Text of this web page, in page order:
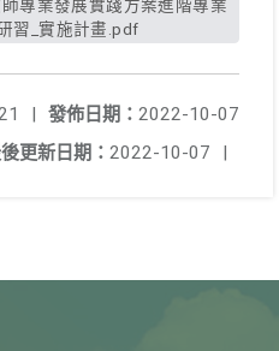
習_實施計畫.pdf
發佈日期： 2022-10-07
|
更新日期： 2022-10-07 |